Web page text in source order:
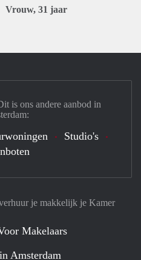
Vrouw, 31 jaar
je makkelijk je Kamer
Makelaars
Amsterdam
is ons andere aanbod in
Studio's